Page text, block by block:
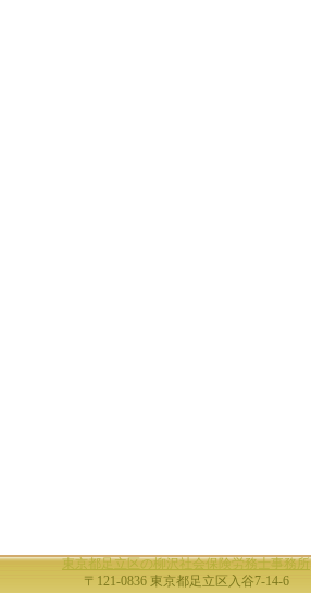
東京都足立区の柳沢社会保険労務士事務所
〒121-0836 東京都足立区入谷7-14-6